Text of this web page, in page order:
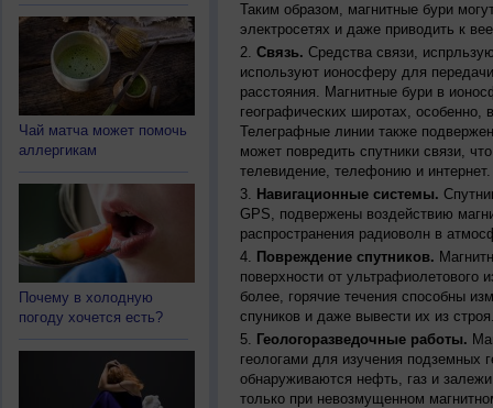
Чай матча может помочь
аллергикам
Почему в холодную
погоду хочется есть?
Таким образом, магнитные бури
электросетях и даже приводить к
Связь. Средства связи,
используют ионосферу для
расстояния. Магнитные бури в
географических широтах,
Телеграфные линии также
может повредить спутники связи,
телевидение, телефонию и интернет.
Навигационные системы.
GPS, подвержены воздействию
распространения радиоволн в
Повреждение спутников.
поверхности от ультрафиолетового
более, горячие течения способны
спуников и даже вывести их из
Геологоразведочные работы.
геологами для изучения подземных
обнаруживаются нефть, газ и
только при невозмущенном